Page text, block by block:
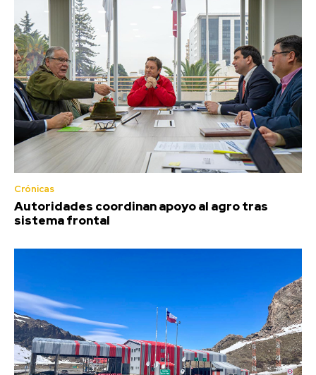
Crónicas
Autoridades coordinan apoyo al agro tras
sistema frontal